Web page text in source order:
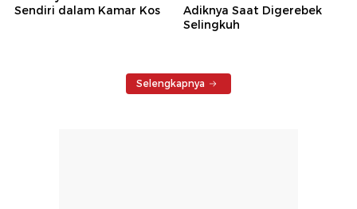
Sendiri dalam Kamar Kos
Adiknya Saat Digerebek
Selingkuh
Selengkapnya